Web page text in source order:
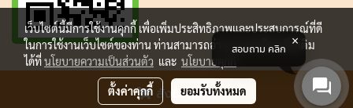
สั่งซื้อสินค้า
© Copyright 2018 All Rights Reserved.
เว็บไซต์นี้มีการใช้งานคุกกี้ เพื่อเพิ่มประสิทธิภาพและประสบการณ์ที่ดี
ในการใช้งานเว็บไซต์ของท่าน ท่านสามารถอ่านรายละเอียดเพิ่มเติม
ได้ที่นโยบายความเป็นส่วนตัว และ นโยบายคุกกี้
ตั้งค่าคุกกี้ ยอมรับทั้งหมด
สอบถาม คลิก